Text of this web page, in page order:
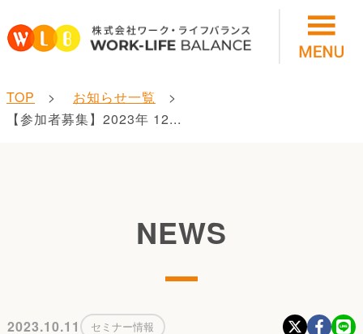
TOP
お知らせ一覧
【参加者募集】2023年 12...
NEWS
2023.10.11 セミナー情報